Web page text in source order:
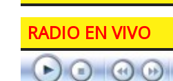
RADIO EN VIVO